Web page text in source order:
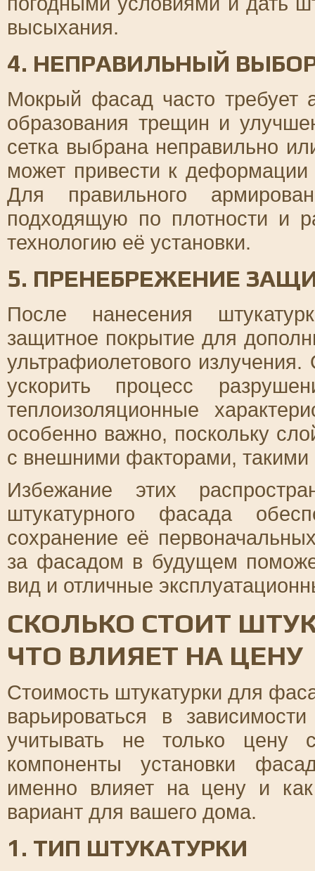
высыхания.
4. НЕПРАВИЛЬНЫЙ
Мокрый фасад часто требует
образования трещин и
сетка выбрана неправильно
может привести к
Для правильного
подходящую по плотности и
технологию её установки.
5. ПРЕНЕБРЕЖЕНИЕ
После нанесения
защитное покрытие для
ультрафиолетового
ускорить процесс
теплоизоляционные
особенно важно, поскольку
с внешними факторами, такими
Избежание этих
штукатурного фасада
сохранение её
за фасадом в будущем
вид и отличные
СКОЛЬКО СТОИТ
ЧТО ВЛИЯЕТ НА ЦЕНУ
Стоимость штукатурки для
варьироваться в
учитывать не только цену
компоненты установки
именно влияет на цену и
вариант для вашего дома.
1. ТИП ШТУКАТУРКИ